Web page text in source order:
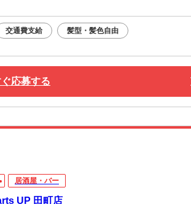
交通費支給 髪型・髪色自由
応募する
居酒屋・バー
UP 田町店